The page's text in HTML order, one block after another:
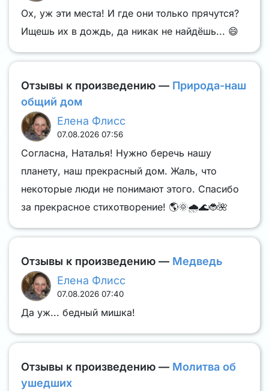
Ох, уж эти места! И где они только прячутся?
Ищешь их в дождь, да никак не найдёшь... 😄
Отзывы к произведению — Природа-наш
общий дом
Елена Флисс
07.08.2026 07:56
Согласна, Наталья! Нужно беречь нашу
планету, наш прекрасный дом. Жаль, что
некоторые люди не понимают этого. Спасибо
за прекрасное стихотворение! 🌎🌞🌧️🌊🐞🌺
Отзывы к произведению — Медведь
Елена Флисс
07.08.2026 07:40
Да уж... бедный мишка!
Отзывы к произведению — Молитва об
ушедших